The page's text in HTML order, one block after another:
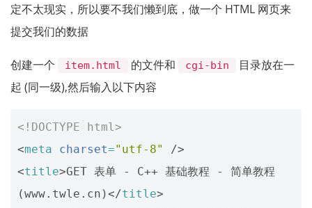
定不太现实，所以要不我们懒到底，做一个 HTML 网页来
提交我们的数据
创建一个 item.html 的文件和 cgi-bin
目录放在一
起 (同一级),然后输入以下内容
<!DOCTYPE html>
<meta charset="utf-8"
/>
<title>GET 表单 - C++ 基础教程 - 简单教程
(www.twle.cn)</title>